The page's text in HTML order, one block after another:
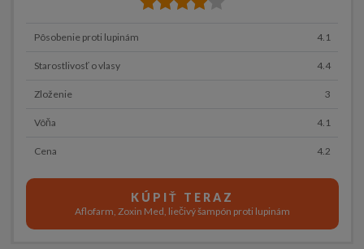
Pôsobenie proti lupinám 4.1
Starostlivosť o vlasy 4.4
Zloženie 3
Vôňa 4.1
Cena 4.2
KÚPIŤ TERAZ
Aflofarm, Zoxin Med, liečivý šampón proti lupinám